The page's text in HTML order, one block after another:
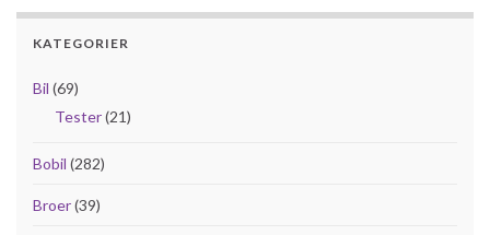
KATEGORIER
Bil (69)
Tester(21)
Bobil (282)
Broer(39)